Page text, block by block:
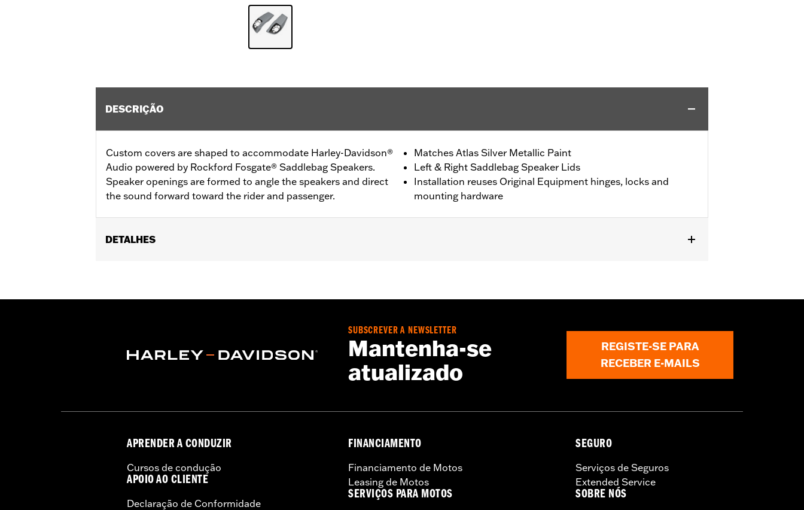
DESCRIÇÃO
Custom covers are shaped to accommodate Harley-Davidson®
Audio powered by Rockford Fosgate® Saddlebag Speakers.
Speaker openings are formed to angle the speakers and direct
the sound forward toward the rider and passenger.
Matches Atlas Silver Metallic Paint
Left & Right Saddlebag Speaker Lids
Installation reuses Original Equipment hinges, locks and
mounting hardware
DETALHES
76001292, or 76001299.
SUBSCREVER A NEWSLETTER
Mantenha-se
atualizado
REGISTE-SE PARA
RECEBER E-MAILS
APRENDER A CONDUZIR
Cursos de condução
APOIO AO CLIENTE
Declaração de Conformidade
FINANCIAMENTO
Financiamento de Motos
Leasing de Motos
SERVIÇOS PARA MOTOS
SEGURO
Serviços de Seguros
Extended Service
SOBRE NÓS